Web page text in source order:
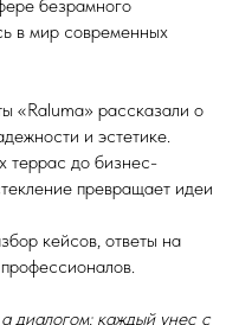
безрамного
в мир современных
«Raluma» рассказали о
и эстетике.
террас до бизнес-
превращает идеи
кейсов, ответы на
диалогом: каждый унес с